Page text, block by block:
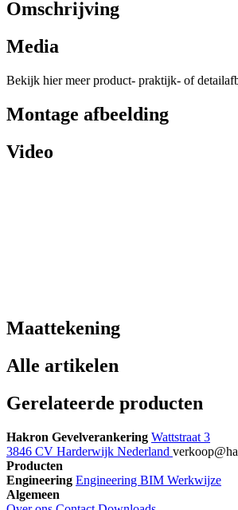
Omschrijving
Media
Bekijk hier meer product- praktijk- of
Montage afbeelding
Video
Maattekening
Alle artikelen
Gerelateerde producten
Hakron Gevelverankering Wattstraat 3
3846 CV Harderwijk Nederland
Producten
Engineering Engineering BIM Werkwijze
Algemeen